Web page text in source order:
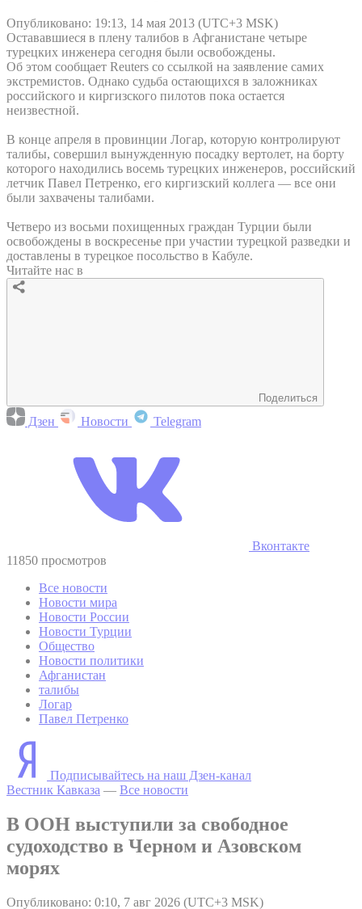
Опубликовано: 19:13, 14 мая 2013 (UTC+3 MSK)
Остававшиеся в плену талибов в Афганистане четыре
турецких инженера сегодня были освобождены.
Об этом сообщает Reuters со ссылкой на заявление самих
экстремистов. Однако судьба остающихся в заложниках
российского и киргизского пилотов пока остается
неизвестной.
В конце апреля в провинции Логар, которую контролируют
талибы, совершил вынужденную посадку вертолет, на борту
которого находились восемь турецких инженеров, российский
летчик Павел Петренко, его киргизский коллега — все они
были захвачены талибами.
Четверо из восьми похищенных граждан Турции были
освобождены в воскресенье при участии турецкой разведки и
доставлены в турецкое посольство в Кабуле.
Читайте нас в
Поделиться
Дзен Новости Telegram
Вконтакте
11850 просмотров
Все новости
Новости мира
Новости России
Новости Турции
Общество
Новости политики
Афганистан
талибы
Логар
Павел Петренко
Подписывайтесь на наш Дзен-канал
Вестник Кавказа — Все новости
В ООН выступили за свободное
судоходство в Черном и Азовском
морях
Опубликовано: 0:10, 7 авг 2026 (UTC+3 MSK)